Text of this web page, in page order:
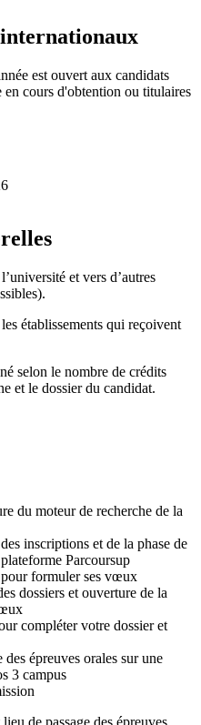
est ouvert aux candidats
cours d'obtention ou titulaires
et vers d’autres
établissements qui reçoivent
selon le nombre de crédits
et le dossier du candidat.
du moteur de recherche de la
inscriptions et de la phase de
Parcoursup
formuler ses vœux
dossiers et ouverture de la
compléter votre dossier et
des épreuves orales sur une
3 campus
de passage des épreuves